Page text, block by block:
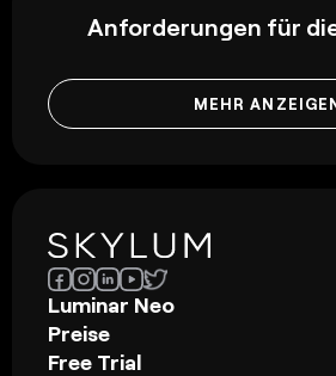
Anforderungen für
MEHR
Luminar Neo
Preise
Free Trial